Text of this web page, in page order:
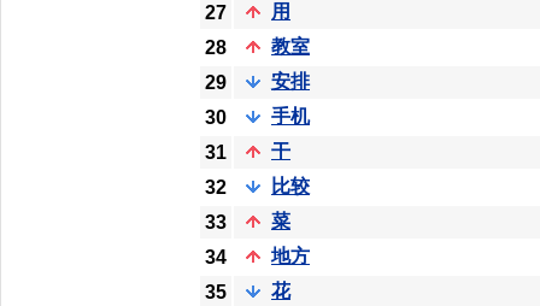
27
用
28
教室
29
安排
30
手机
31
干
32
比较
33
菜
34
地方
35
花